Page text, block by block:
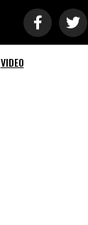
VIDEO